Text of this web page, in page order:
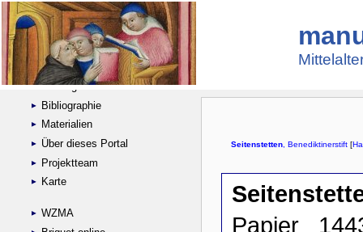
Suche
Handschriftensammlungen
Digitalisierte Handschriften
Kataloge
Bibliographie
Materialien
Über dieses Portal
Projektteam
Karte
WZMA